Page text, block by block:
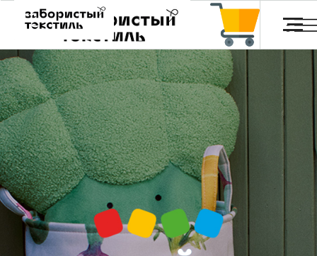
Главная Каталог
Обои и постеры
Отзывы